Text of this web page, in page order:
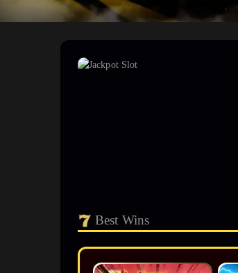
Best Wins